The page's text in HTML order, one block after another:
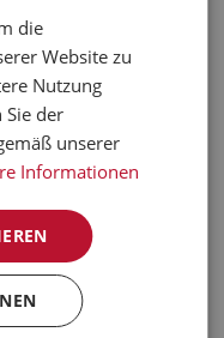
FRENCH
DANISH
die
Website zu
Nutzung
Sie der
unserer
Informationen